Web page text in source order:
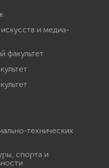
и медиа-
факультет
технических
спорта и